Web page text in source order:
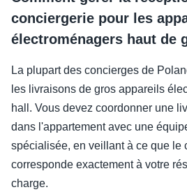
conciergerie pour les
électroménagers haut de
La plupart des concierges de
les livraisons de gros appareils
hall. Vous devez coordonner une
dans l'appartement avec une
spécialisée, en veillant à ce que le
corresponde exactement à votre
charge.